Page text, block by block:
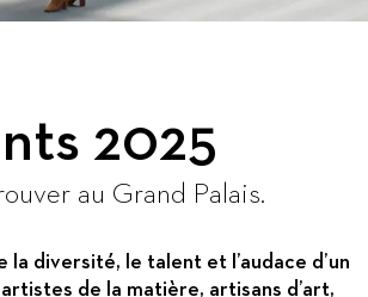
2025
au Grand Palais.
diversité, le talent et l’audace d’un
de la matière, artisans d’art,